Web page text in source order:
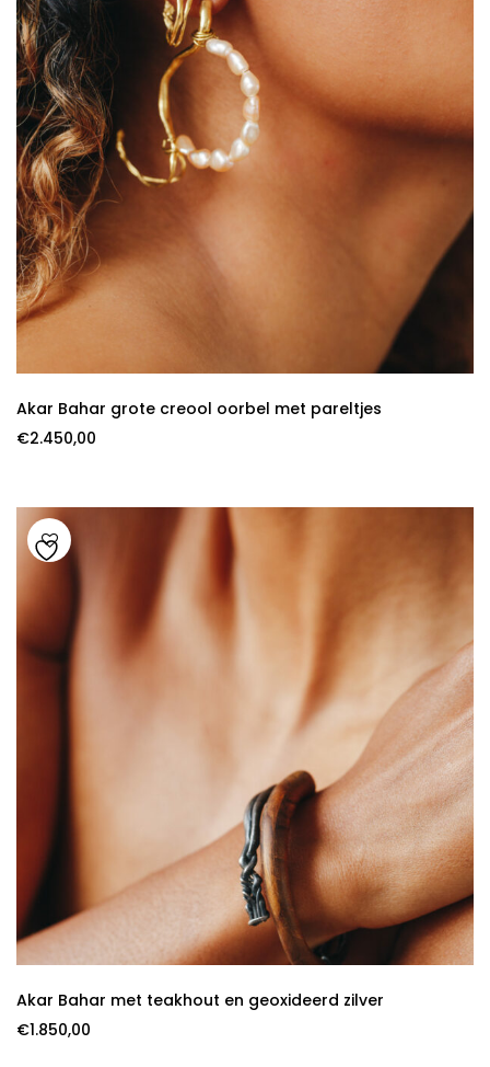
Akar Bahar grote creool oorbel met pareltjes
€2.450,00
Akar Bahar met teakhout en geoxideerd zilver
€1.850,00